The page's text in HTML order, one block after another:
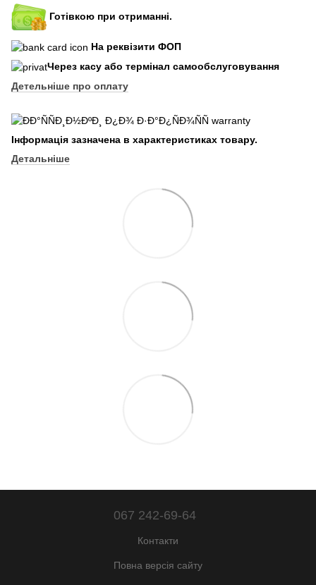
Готівкою при отриманні.
На реквізити ФОП
Через касу або термінал самообслуговування
Детельніше про оплату
Інформація зазначена в характеристиках товару.
Детальніше
067 242-69-64
Контакти
Повна версія сайту